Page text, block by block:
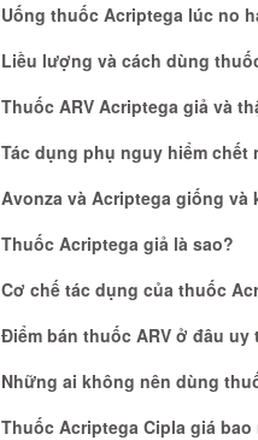
Uống thuốc Acriptega lúc no
Liều lượng và cách dùng
Thuốc ARV Acriptega giả và
Tác dụng phụ nguy hiểm
Avonza và Acriptega giống
Thuốc Acriptega giả là sao?
Cơ chế tác dụng của thuốc
Điểm bán thuốc ARV ở đâu
Những ai không nên dùng
Thuốc Acriptega Cipla giá